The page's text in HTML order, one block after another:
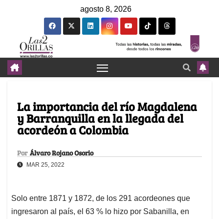
agosto 8, 2026
La importancia del río Magdalena
y Barranquilla en la llegada del
acordeón a Colombia
Por Álvaro Rojano Osorio
MAR 25, 2022
Solo entre 1871 y 1872, de los 291 acordeones que
ingresaron al país, el 63 % lo hizo por Sabanilla, en